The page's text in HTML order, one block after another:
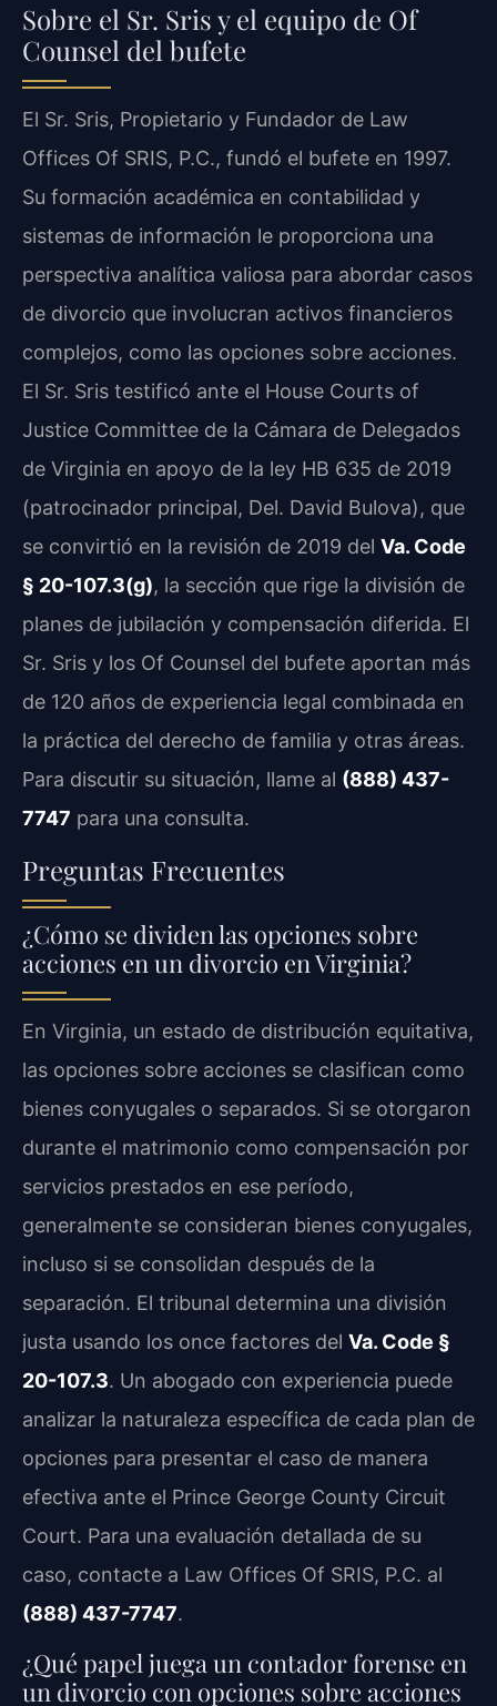
Sobre el Sr. Sris y el equipo de Of
Counsel del bufete
El Sr. Sris, Propietario y Fundador de Law
Offices Of SRIS, P.C., fundó el bufete en 1997.
Su formación académica en contabilidad y
sistemas de información le proporciona una
perspectiva analítica valiosa para abordar casos
de divorcio que involucran activos financieros
complejos, como las opciones sobre acciones.
El Sr. Sris testificó ante el House Courts of
Justice Committee de la Cámara de Delegados
de Virginia en apoyo de la ley HB 635 de 2019
(patrocinador principal, Del. David Bulova), que
se convirtió en la revisión de 2019 del Va. Code
§ 20-107.3(g), la sección que rige la división de
planes de jubilación y compensación diferida. El
Sr. Sris y los Of Counsel del bufete aportan más
de 120 años de experiencia legal combinada en
la práctica del derecho de familia y otras áreas.
Para discutir su situación, llame al (888) 437-
7747 para una consulta.
Preguntas Frecuentes
¿Cómo se dividen las opciones sobre
acciones en un divorcio en Virginia?
En Virginia, un estado de distribución equitativa,
las opciones sobre acciones se clasifican como
bienes conyugales o separados. Si se otorgaron
durante el matrimonio como compensación por
servicios prestados en ese período,
generalmente se consideran bienes conyugales,
incluso si se consolidan después de la
separación. El tribunal determina una división
justa usando los once factores del Va. Code §
20-107.3. Un abogado con experiencia puede
analizar la naturaleza específica de cada plan de
opciones para presentar el caso de manera
efectiva ante el Prince George County Circuit
Court. Para una evaluación detallada de su
caso, contacte a Law Offices Of SRIS, P.C. al
(888) 437-7747.
¿Qué papel juega un contador forense en
un divorcio con opciones sobre acciones